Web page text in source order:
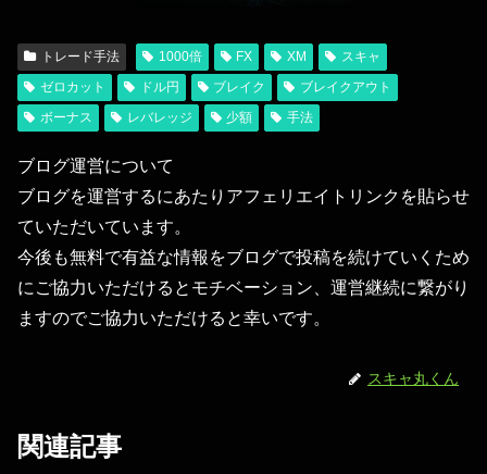
トレード手法 1000倍 FX XM
スキャ
ゼロカット
ドル円 ブレイク
ブレイクアウト
ボーナス
レバレッジ 少額 手法
ブログ運営について
ブログを運営するにあたりアフェリエイトリンクを貼らせ
ていただいています。
今後も無料で有益な情報をブログで投稿を続けていくため
にご協力いただけるとモチベーション、運営継続に繋がり
ますのでご協力いただけると幸いです。
スキャ丸くん
関連記事